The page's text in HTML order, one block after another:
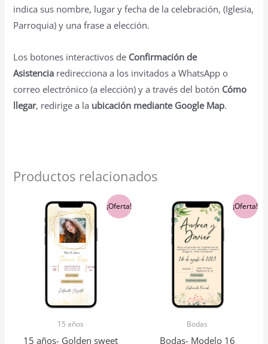
indica sus nombre, lugar y fecha de la celebración, (Iglesia,
Parroquia) y una frase a elección.
Los botones interactivos de Confirmación de
Asistencia redirecciona a los invitados a WhatsApp o
correo electrónico (a elección) y a través del botón Cómo
llegar, redirige a la ubicación mediante Google Map.
Productos relacionados
¡Oferta!
15 años
15 años- Golden sweet
El
precio
original
era:
$5,900.00.
El
precio
¡Oferta!
Bodas
Bodas- Modelo 16
El
precio
original
era:
$5,900.00.
El
precio